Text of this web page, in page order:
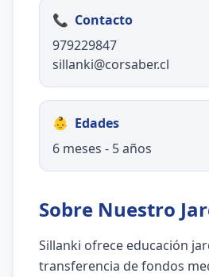
📞 Contacto
979229847
sillanki@corsaber.cl
👶 Edades
6 meses - 5 años
Sobre Nuestro
Sillanki ofrece educación
transferencia de fondos